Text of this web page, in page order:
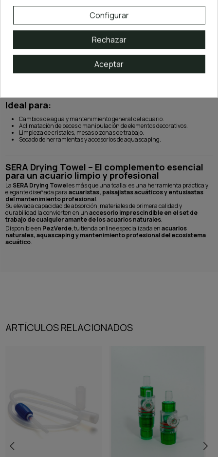
Características técnicas
Gramaje:630 g/m²
Material:100% algodón con certificado Oeko-Tex 100
Blanco con logotipo SERA
A 40 °C, apta para secadora
Ideal para:
Cambios de agua y mantenimiento general del acuario.
Aclimatación de peces o manipulación de elementos decorativos.
Limpieza de cristales, mesas o zonas de trabajo.
Secado de herramientas y accesorios de aquascaping.
SERA Drying Towel – El complemento esencial
para un acuario limpio y profesional
La SERA Drying Toweles más que una toalla: es una herramienta práctica y
elegante diseñada paraacuaristas, paisajistas acuáticos y entusiastas
del mantenimiento profesional.
Su elevada capacidad de absorción, materiales de primera calidad y
durabilidad la convierten en unaccesorio imprescindible en el set de
trabajo de cualquier amante de los acuarios naturales.
Disponible en PezVerde, tu tienda online especializada enacuarios
naturales, aquascaping y mantenimiento profesional del ecosistema
acuático.
ARTÍCULOS RELACIONADOS
Configurar
Rechazar
Aceptar